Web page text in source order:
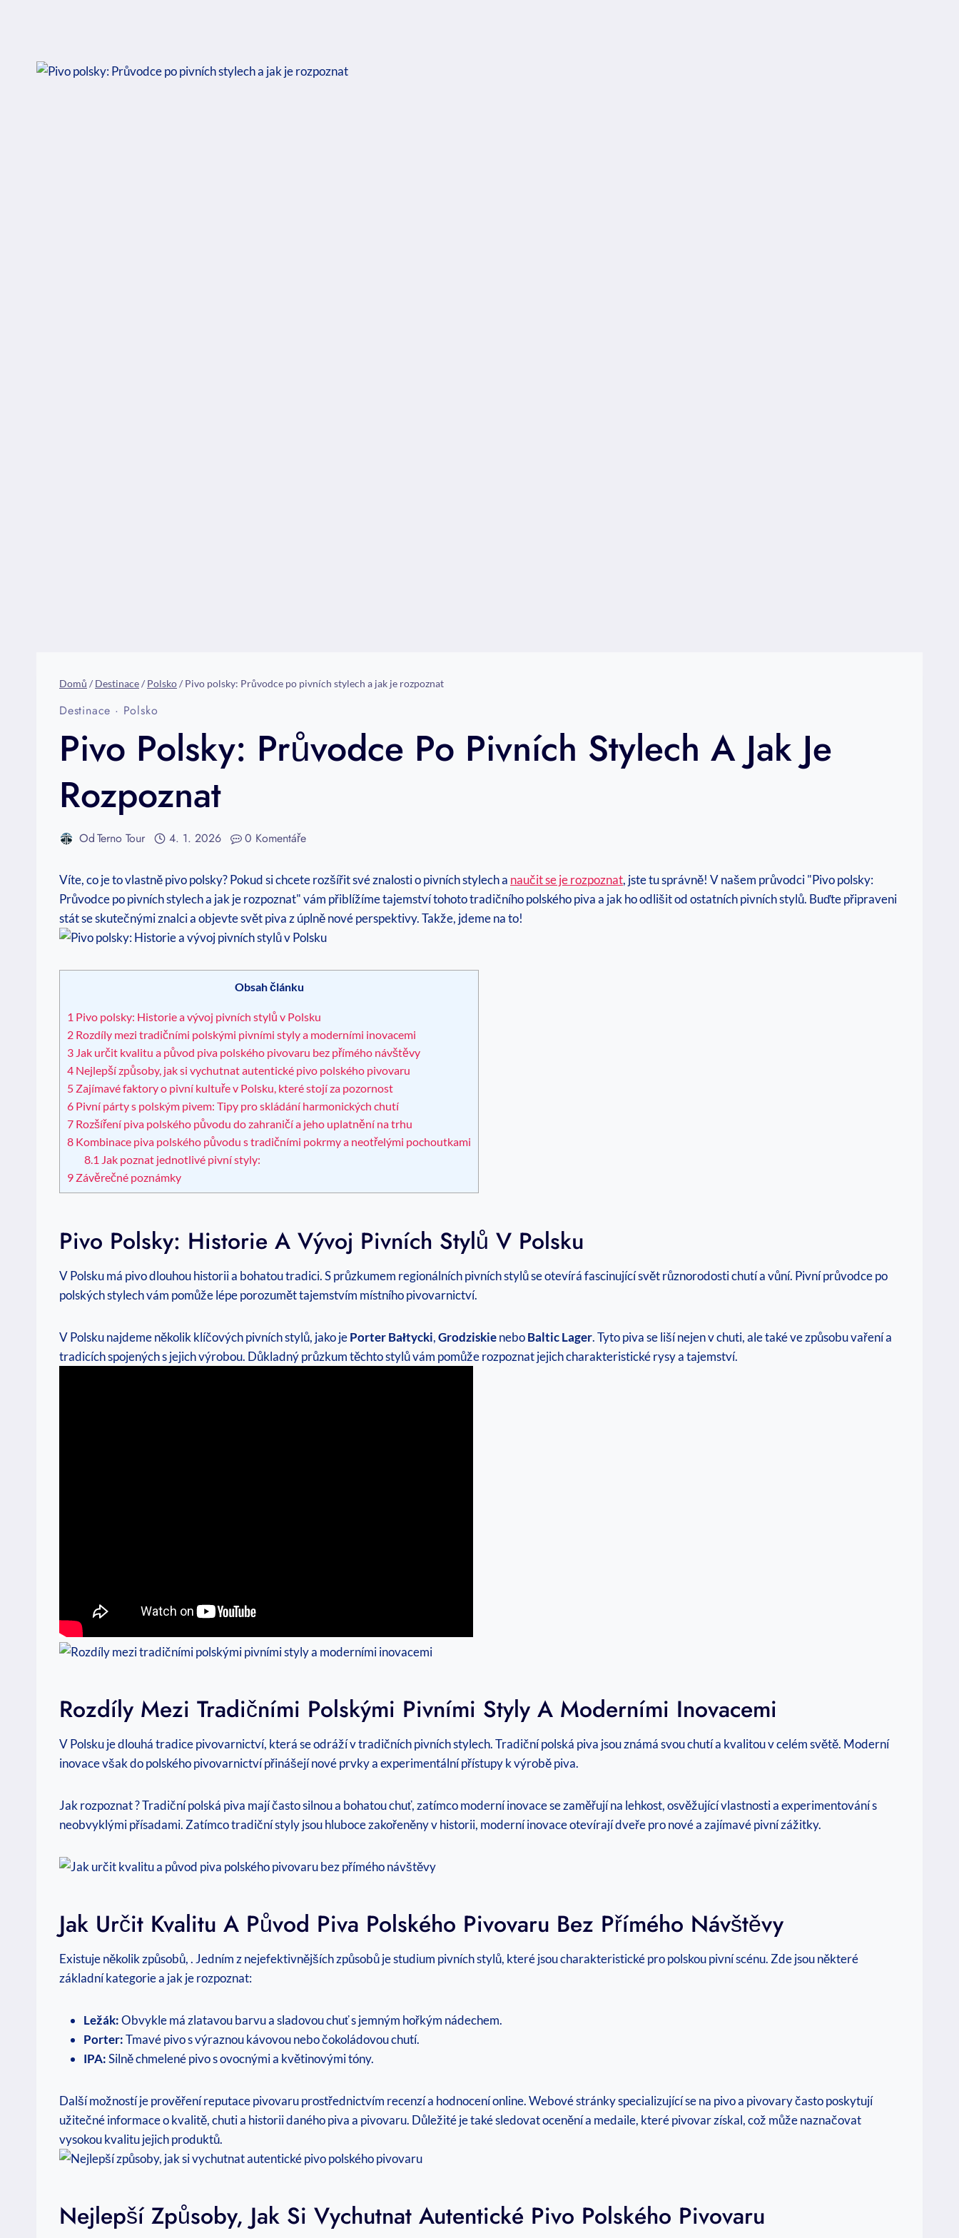
Domů / Destinace/ Polsko/ Pivo polsky: Průvodce po pivních stylech a jak je rozpoznat
Destinace · Polsko
Pivo Polsky: Průvodce Po Pivních Stylech A Jak Je
Rozpoznat
OdTerno Tour 4. 1. 2026 0 Komentáře
Víte, co je to vlastně pivo polsky? Pokud si chcete rozšířit své znalosti o pivních stylech a naučit se je rozpoznat, jste tu správně! V našem průvodci "Pivo polsky:
Průvodce po pivních stylech a jak je rozpoznat" vám přiblížíme tajemství tohoto tradičního polského piva a jak ho odlišit od ostatních pivních stylů. Buďte připraveni
stát se skutečnými znalci a objevte svět piva z úplně nové perspektivy. Takže, jdeme na to!
Obsah článku
1 Pivo polsky: Historie a vývoj pivních stylů v Polsku
2 Rozdíly mezi tradičními polskými pivními styly a moderními inovacemi
3 Jak určit kvalitu a původ piva polského pivovaru bez přímého návštěvy
4 Nejlepší způsoby, jak si vychutnat autentické pivo polského pivovaru
5 Zajímavé faktory o pivní kultuře v Polsku, které stojí za pozornost
6 Pivní párty s polským pivem: Tipy pro skládání harmonických chutí
7 Rozšíření piva polského původu do zahraničí a jeho uplatnění na trhu
8 Kombinace piva polského původu s tradičními pokrmy a neotřelými pochoutkami
8.1 Jak poznat jednotlivé pivní styly:
9 Závěrečné poznámky
Pivo Polsky: Historie A Vývoj Pivních Stylů V Polsku
V Polsku má pivo dlouhou historii a bohatou tradici. S průzkumem regionálních pivních stylů se otevírá fascinující svět různorodosti chutí a vůní. Pivní průvodce po
polských stylech vám pomůže lépe porozumět tajemstvím místního pivovarnictví.
V Polsku najdeme několik klíčových pivních stylů, jako jePorter Bałtycki,GrodziskieneboBaltic Lager. Tyto piva se liší nejen v chuti, ale také ve způsobu vaření a
tradicích spojených s jejich výrobou. Důkladný průzkum těchto stylů vám pomůže rozpoznat jejich charakteristické rysy a tajemství.
Rozdíly Mezi Tradičními Polskými Pivními Styly A Moderními Inovacemi
V Polsku je dlouhá tradice pivovarnictví, která se odráží v tradičních pivních stylech. Tradiční polská piva jsou známá svou chutí a kvalitou v celém světě. Moderní
inovace však do polského pivovarnictví přinášejí nové prvky a experimentální přístupy k výrobě piva.
Jak rozpoznat ? Tradiční polská piva mají často silnou a bohatou chuť, zatímco moderní inovace se zaměřují na lehkost, osvěžující vlastnosti a experimentování s
neobvyklými přísadami. Zatímco tradiční styly jsou hluboce zakořeněny v historii, moderní inovace otevírají dveře pro nové a zajímavé pivní zážitky.
Jak Určit Kvalitu A Původ Piva Polského Pivovaru Bez Přímého Návštěvy
Existuje několik způsobů, . Jedním z nejefektivnějších způsobů je studium pivních stylů, které jsou charakteristické pro polskou pivní scénu. Zde jsou některé
základní kategorie a jak je rozpoznat:
Ležák:Obvykle má zlatavou barvu a sladovou chuť s jemným hořkým nádechem.
Porter:Tmavé pivo s výraznou kávovou nebo čokoládovou chutí.
IPA:Silně chmelené pivo s ovocnými a květinovými tóny.
Další možností je prověření reputace pivovaru prostřednictvím recenzí a hodnocení online. Webové stránky specializující se na pivo a pivovary často poskytují
užitečné informace o kvalitě, chuti a historii daného piva a pivovaru. Důležité je také sledovat ocenění a medaile, které pivovar získal, což může naznačovat
vysokou kvalitu jejich produktů.
Nejlepší Způsoby, Jak Si Vychutnat Autentické Pivo Polského Pivovaru